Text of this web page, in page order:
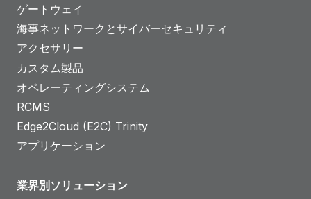
ゲートウェイ
海事ネットワークとサイバーセキュリティ
アクセサリー
カスタム製品
オペレーティングシステム
RCMS
Edge2Cloud (E2C) Trinity
アプリケーション
業界別ソリューション